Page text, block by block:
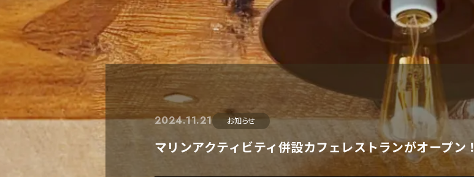
2024.11.21 お知らせ
マリンアクティビティ併設カフェレストランがオープン！